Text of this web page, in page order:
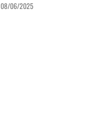
08/06/2025